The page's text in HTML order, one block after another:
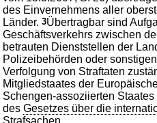
des Einvernehmens aller
Länder.3Übertragbar sind
Geschäftsverkehrs zwischen
betrauten Dienststellen der
Polizeibehörden oder
Verfolgung von Straftaten
Mitgliedstaates der
Schengen-assoziierten
desGesetzes über die